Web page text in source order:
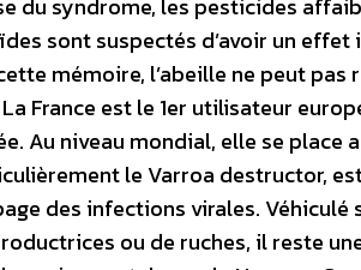
du syndrome, les pesticides
sont suspectés d’avoir un effet
mémoire, l’abeille ne peut pas
France est le 1er utilisateur
Au niveau mondial, elle se place
le Varroa destructor,
des infections virales. Véhiculé
ou de ruches, il reste